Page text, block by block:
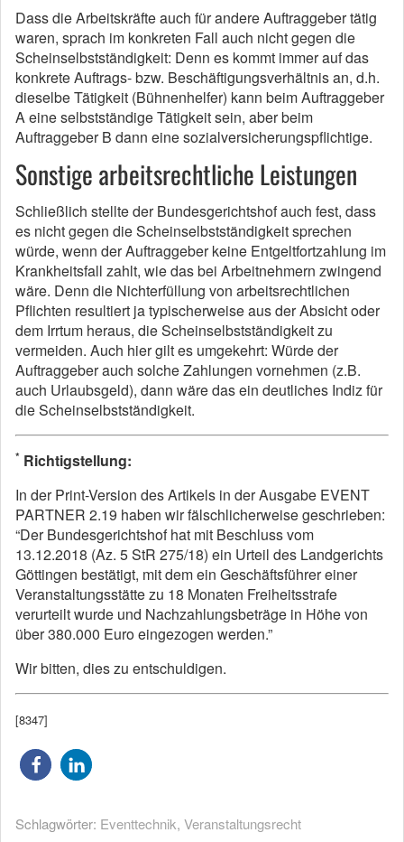
Dass die Arbeitskräfte auch für andere Auftraggeber tätig
waren, sprach im konkreten Fall auch nicht gegen die
Scheinselbstständigkeit: Denn es kommt immer auf das
konkrete Auftrags- bzw. Beschäftigungsverhältnis an, d.h.
dieselbe Tätigkeit (Bühnenhelfer) kann beim Auftraggeber
A eine selbstständige Tätigkeit sein, aber beim
Auftraggeber B dann eine sozialversicherungspflichtige.
Sonstige arbeitsrechtliche Leistungen
Schließlich stellte der Bundesgerichtshof auch fest, dass
es nicht gegen die Scheinselbstständigkeit sprechen
würde, wenn der Auftraggeber keine Entgeltfortzahlung im
Krankheitsfall zahlt, wie das bei Arbeitnehmern zwingend
wäre. Denn die Nichterfüllung von arbeitsrechtlichen
Pflichten resultiert ja typischerweise aus der Absicht oder
dem Irrtum heraus, die Scheinselbstständigkeit zu
vermeiden. Auch hier gilt es umgekehrt: Würde der
Auftraggeber auch solche Zahlungen vornehmen (z.B.
auch Urlaubsgeld), dann wäre das ein deutliches Indiz für
die Scheinselbstständigkeit.
* Richtigstellung:
In der Print-Version des Artikels in der Ausgabe EVENT
PARTNER 2.19 haben wir fälschlicherweise geschrieben:
“Der Bundesgerichtshof hat mit Beschluss vom
13.12.2018 (Az. 5 StR 275/18) ein Urteil des Landgerichts
Göttingen bestätigt, mit dem ein Geschäftsführer einer
Veranstaltungsstätte zu 18 Monaten Freiheitsstrafe
verurteilt wurde und Nachzahlungsbeträge in Höhe von
über 380.000 Euro eingezogen werden.”
Wir bitten, dies zu entschuldigen.
[8347]
Schlagwörter: Eventtechnik, Veranstaltungsrecht